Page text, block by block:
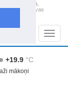
un Sēlijā,
Augšdaugavas
+19.9 °C
mākoņi